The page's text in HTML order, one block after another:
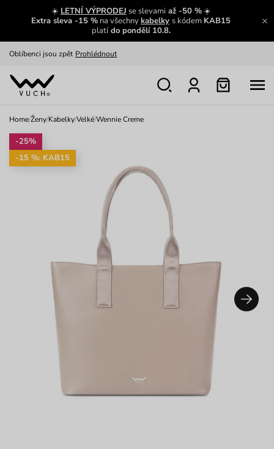
☀️ LETNÍ VÝPRODEJ se slevamiaž -50 %☀️
Extra sleva -15 % na všechnykabelky s kódem KAB15
platído pondělí 10.8.
Zajímavosti ze světa Vuch:
Zobrazit
Oblíbenci jsou zpět Prohlédnout
Nech se inspirovat
Home/Ženy/Kabelky/Velké/Wennie Creme
-25%
-15 %: KAB15